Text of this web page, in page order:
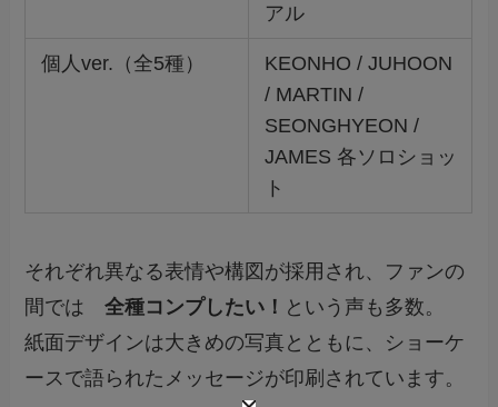
アル
個人ver.（全5種）
KEONHO / JUHOON
/ MARTIN /
SEONGHYEON /
JAMES 各ソロショッ
ト
それぞれ異なる表情や構図が採用され、ファンの
間では全種コンプしたい！ という声も多数。
紙面デザインは大きめの写真とともに、ショーケ
ースで語られたメッセージが印刷されています。